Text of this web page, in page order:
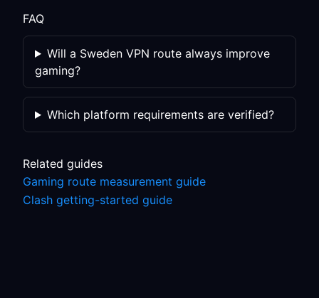
FAQ
Will a Sweden VPN route always improve
gaming?
Which platform requirements are verified?
Related guides
Gaming route measurement guide
Clash getting-started guide